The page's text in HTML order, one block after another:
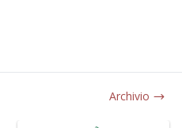
Archivio